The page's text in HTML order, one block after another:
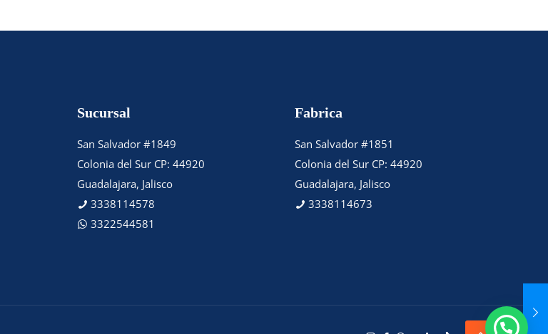
Sucursal
San Salvador #1849
Colonia del Sur CP: 44920
Guadalajara, Jalisco
3338114578
3322544581
Fabrica
San Salvador #1851
Colonia del Sur CP: 44920
Guadalajara, Jalisco
3338114673